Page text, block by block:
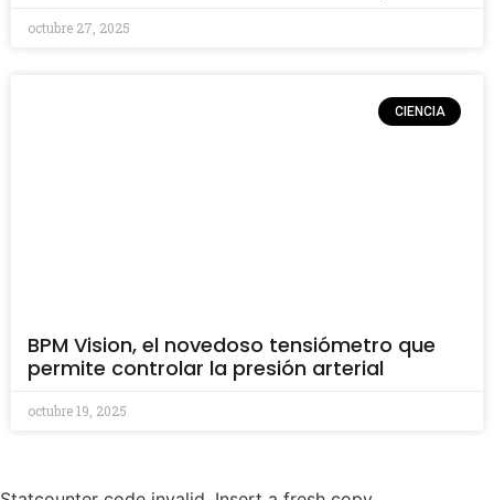
octubre 27, 2025
CIENCIA
BPM Vision, el novedoso tensiómetro que
permite controlar la presión arterial
octubre 19, 2025